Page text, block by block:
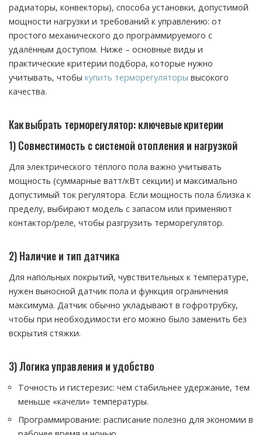
радиаторы, конвекторы), способа установки, допустимой
мощности нагрузки и требований к управлению: от
простого механического до программируемого с
удалённым доступом. Ниже – основные виды и
практические критерии подбора, которые нужно
учитывать, чтобы купить терморегуляторы высокого
качества.
Как выбрать терморегулятор: ключевые критерии
1) Совместимость с системой отопления и нагрузкой
Для электрического тёплого пола важно учитывать
мощность (суммарные ватт/кВт секции) и максимально
допустимый ток регулятора. Если мощность пола близка к
пределу, выбирают модель с запасом или применяют
контактор/реле, чтобы разгрузить терморегулятор.
2) Наличие и тип датчика
Для напольных покрытий, чувствительных к температуре,
нужен выносной датчик пола и функция ограничения
максимума. Датчик обычно укладывают в гофротрубку,
чтобы при необходимости его можно было заменить без
вскрытия стяжки.
3) Логика управления и удобство
Точность и гистерезис: чем стабильнее удержание, тем
меньше «качели» температуры.
Программирование: расписание полезно для экономии в